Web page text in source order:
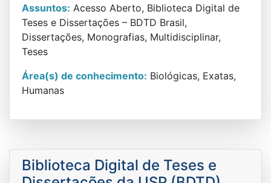
Assuntos: Acesso Aberto, Biblioteca Digital de
Teses e Dissertações – BDTD Brasil,
Dissertações, Monografias, Multidisciplinar,
Teses
Área(s) de conhecimento: Biológicas, Exatas,
Humanas
Biblioteca Digital de Teses e